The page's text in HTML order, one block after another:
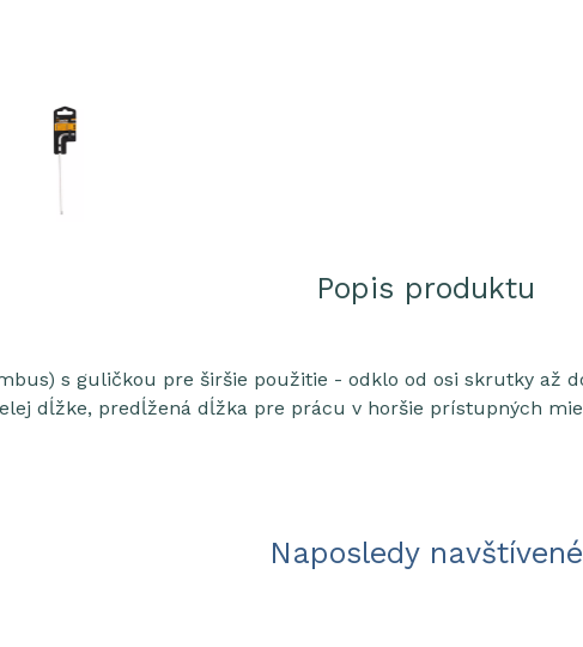
Popis produktu
s guličkou pre širšie použitie - odklo od osi skrutky až
dĺžke, predĺžená dĺžka pre prácu v horšie prístupných
Naposledy navštívené